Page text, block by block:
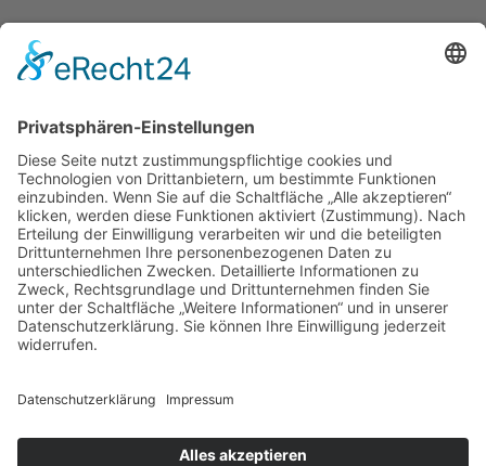
FFP e.V.
52428 Jülich
Fon. 02461-340 430
Diese E-Mail-Adresse ist vor Spambots geschützt! Zur Anzeige
muss JavaScript eingeschaltet sein.
www.ffp-ev.de
Bankverbindung
Sparkasse Essen
DE69 3605 0105 0006 4637 98
Online-Bestellung oder -Anmeldung widerrufen